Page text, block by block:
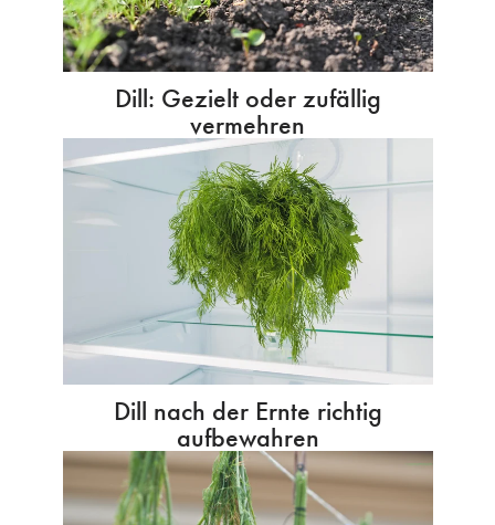
Dill: Gezielt oder zufällig
vermehren
Dill nach der Ernte richtig
aufbewahren